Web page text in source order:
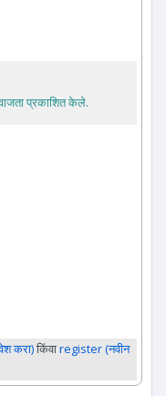
प्रकाशित केले.
करा)किंवाregister (नवीन